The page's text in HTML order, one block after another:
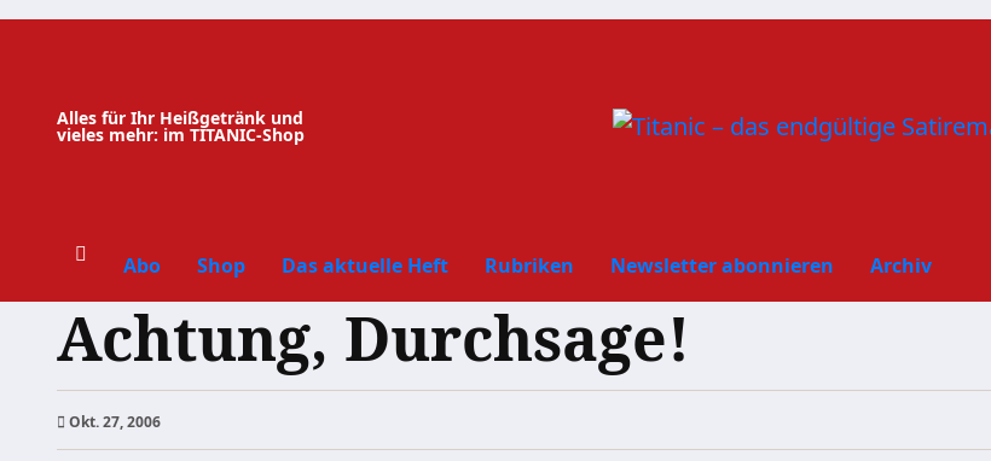
Zum
Alles für Ihr Heißgetränk und
vieles mehr: im TITANIC-Shop
Abo Shop Das aktuelle Heft Rubriken Newsletter abonnieren Archiv
Achtung, Durchsage!
Okt. 27, 2006